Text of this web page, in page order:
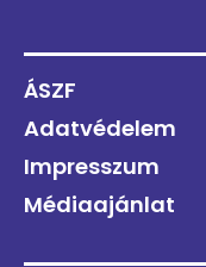
ÁSZF
Adatvédelem
Impresszum
Médiaajánlat